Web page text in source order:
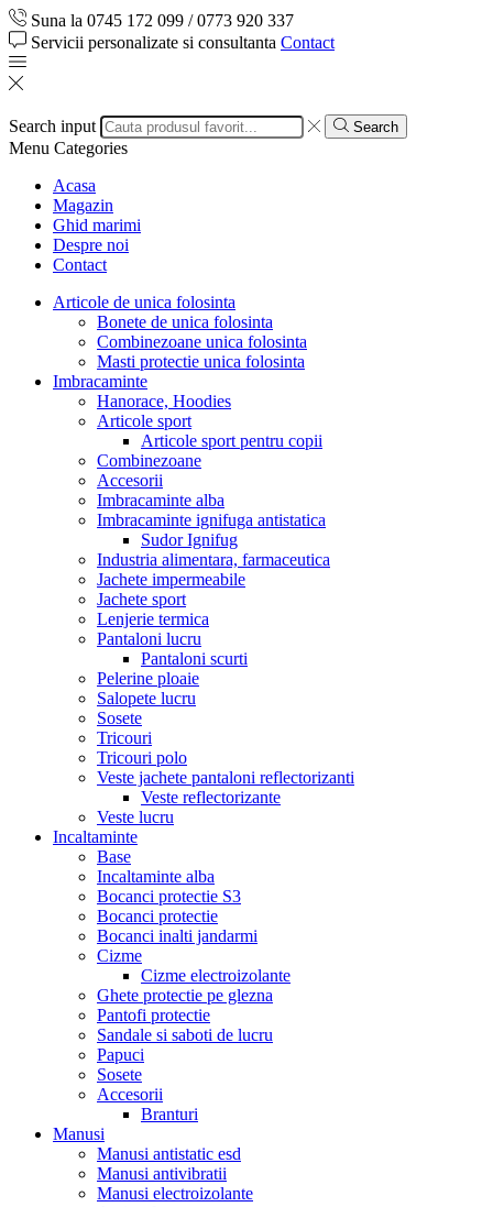
Suna la 0745 172 099 / 0773 920 337
Servicii personalizate si consultanta Contact
Search input Search
Menu Categories
Acasa
Magazin
Ghid marimi
Despre noi
Contact
Articole de unica folosinta
Bonete de unica folosinta
Combinezoane unica folosinta
Masti protectie unica folosinta
Imbracaminte
Hanorace, Hoodies
Articole sport
Articole sport pentru copii
Combinezoane
Accesorii
Imbracaminte alba
Imbracaminte ignifuga antistatica
Sudor Ignifug
Industria alimentara, farmaceutica
Jachete impermeabile
Jachete sport
Lenjerie termica
Pantaloni lucru
Pantaloni scurti
Pelerine ploaie
Salopete lucru
Sosete
Tricouri
Tricouri polo
Veste jachete pantaloni reflectorizanti
Veste reflectorizante
Veste lucru
Incaltaminte
Base
Incaltaminte alba
Bocanci protectie S3
Bocanci protectie
Bocanci inalti jandarmi
Cizme
Cizme electroizolante
Ghete protectie pe glezna
Pantofi protectie
Sandale si saboti de lucru
Papuci
Sosete
Accesorii
Branturi
Manusi
Manusi antistatic esd
Manusi antivibratii
Manusi electroizolante